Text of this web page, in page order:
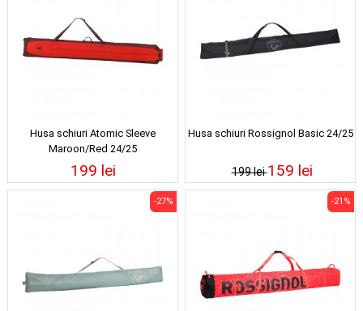
Husa schiuri Atomic Sleeve
Maroon/Red 24/25
199 lei
Husa schiuri Rossignol Basic 24/25
199 lei159 lei
-27% -21%